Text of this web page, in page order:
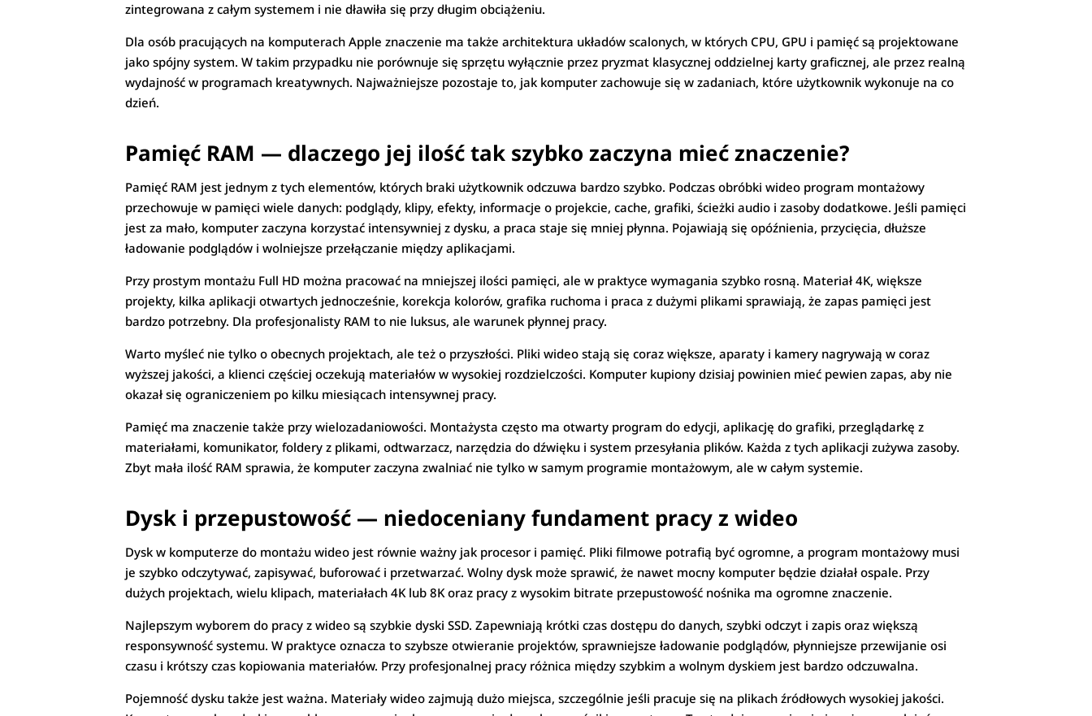
zintegrowana z całym systemem i nie dławiła się przy długim obciążeniu.
Dla osób pracujących na komputerach Apple znaczenie ma także architektura układów scalonych, w których CPU, GPU i pamięć są projektowane
jako spójny system. W takim przypadku nie porównuje się sprzętu wyłącznie przez pryzmat klasycznej oddzielnej karty graficznej, ale przez realną
wydajność w programach kreatywnych. Najważniejsze pozostaje to, jak komputer zachowuje się w zadaniach, które użytkownik wykonuje na co
dzień.
Pamięć RAM — dlaczego jej ilość tak szybko zaczyna mieć znaczenie?
Pamięć RAM jest jednym z tych elementów, których braki użytkownik odczuwa bardzo szybko. Podczas obróbki wideo program montażowy
przechowuje w pamięci wiele danych: podglądy, klipy, efekty, informacje o projekcie, cache, grafiki, ścieżki audio i zasoby dodatkowe. Jeśli pamięci
jest za mało, komputer zaczyna korzystać intensywniej z dysku, a praca staje się mniej płynna. Pojawiają się opóźnienia, przycięcia, dłuższe
ładowanie podglądów i wolniejsze przełączanie między aplikacjami.
Przy prostym montażu Full HD można pracować na mniejszej ilości pamięci, ale w praktyce wymagania szybko rosną. Materiał 4K, większe
projekty, kilka aplikacji otwartych jednocześnie, korekcja kolorów, grafika ruchoma i praca z dużymi plikami sprawiają, że zapas pamięci jest
bardzo potrzebny. Dla profesjonalisty RAM to nie luksus, ale warunek płynnej pracy.
Warto myśleć nie tylko o obecnych projektach, ale też o przyszłości. Pliki wideo stają się coraz większe, aparaty i kamery nagrywają w coraz
wyższej jakości, a klienci częściej oczekują materiałów w wysokiej rozdzielczości. Komputer kupiony dzisiaj powinien mieć pewien zapas, aby nie
okazał się ograniczeniem po kilku miesiącach intensywnej pracy.
Pamięć ma znaczenie także przy wielozadaniowości. Montażysta często ma otwarty program do edycji, aplikację do grafiki, przeglądarkę z
materiałami, komunikator, foldery z plikami, odtwarzacz, narzędzia do dźwięku i system przesyłania plików. Każda z tych aplikacji zużywa zasoby.
Zbyt mała ilość RAM sprawia, że komputer zaczyna zwalniać nie tylko w samym programie montażowym, ale w całym systemie.
Dysk i przepustowość — niedoceniany fundament pracy z wideo
Dysk w komputerze do montażu wideo jest równie ważny jak procesor i pamięć. Pliki filmowe potrafią być ogromne, a program montażowy musi
je szybko odczytywać, zapisywać, buforować i przetwarzać. Wolny dysk może sprawić, że nawet mocny komputer będzie działał ospale. Przy
dużych projektach, wielu klipach, materiałach 4K lub 8K oraz pracy z wysokim bitrate przepustowość nośnika ma ogromne znaczenie.
Najlepszym wyborem do pracy z wideo są szybkie dyski SSD. Zapewniają krótki czas dostępu do danych, szybki odczyt i zapis oraz większą
responsywność systemu. W praktyce oznacza to szybsze otwieranie projektów, sprawniejsze ładowanie podglądów, płynniejsze przewijanie osi
czasu i krótszy czas kopiowania materiałów. Przy profesjonalnej pracy różnica między szybkim a wolnym dyskiem jest bardzo odczuwalna.
Pojemność dysku także jest ważna. Materiały wideo zajmują dużo miejsca, szczególnie jeśli pracuje się na plikach źródłowych wysokiej jakości.